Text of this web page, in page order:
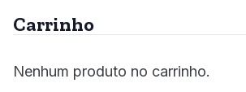
Carrinho
Nenhum produto no carrinho.